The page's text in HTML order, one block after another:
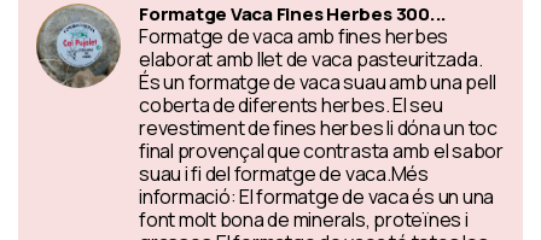
Formatge Vaca Fines Herbes 300...
Formatge de vaca amb fines herbes
elaborat amb llet de vaca pasteuritzada.
És un formatge de vaca suau amb una pell
coberta de diferents herbes. El seu
revestiment de fines herbes li dóna un toc
final provençal que contrasta amb el sabor
suau i fi del formatge de vaca.Més
informació: El formatge de vaca és un una
font molt bona de minerals, proteïnes i